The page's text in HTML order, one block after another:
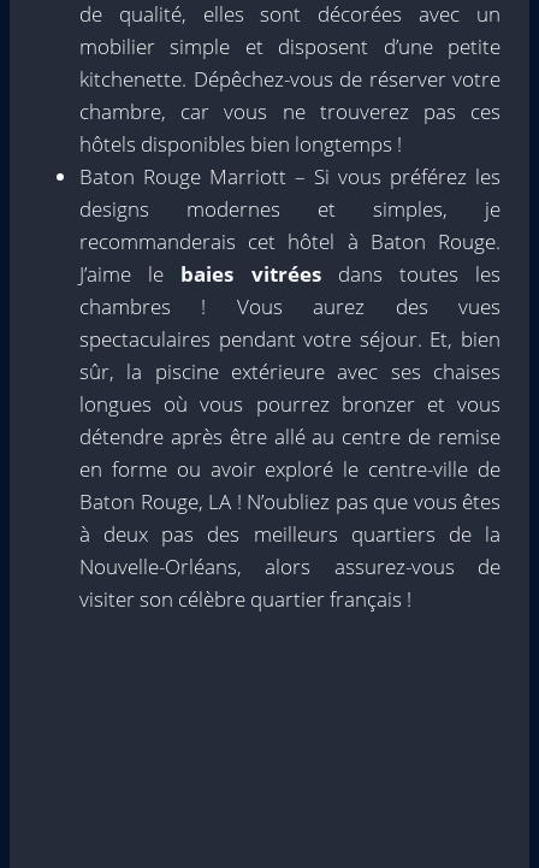
de qualité, elles sont décorées avec un
mobilier simple et disposent d’une petite
kitchenette. Dépêchez-vous de réserver votre
chambre, car vous ne trouverez pas ces
hôtels disponibles bien longtemps !
Baton Rouge Marriott – Si vous préférez les
designs modernes et simples, je
recommanderais cet hôtel à Baton Rouge.
J’aime le baies vitréesdans toutes les
chambres ! Vous aurez des vues
spectaculaires pendant votre séjour. Et, bien
sûr, la piscine extérieure avec ses chaises
longues où vous pourrez bronzer et vous
détendre après être allé au centre de remise
en forme ou avoir exploré le centre-ville de
Baton Rouge, LA ! N’oubliez pas que vous êtes
à deux pas des meilleurs quartiers de la
Nouvelle-Orléans, alors assurez-vous de
visiter son célèbre quartier français !